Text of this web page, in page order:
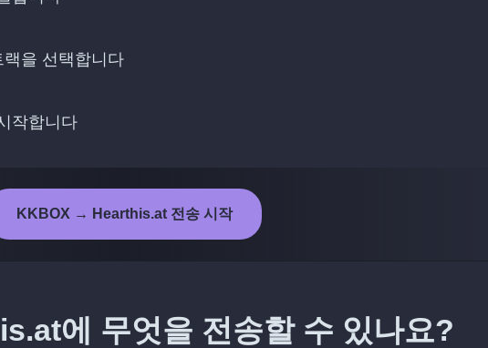
을 선택합니다
작합니다
KKBOX → Hearthis.at 전송 시작
에 무엇을 전송할 수 있나요?